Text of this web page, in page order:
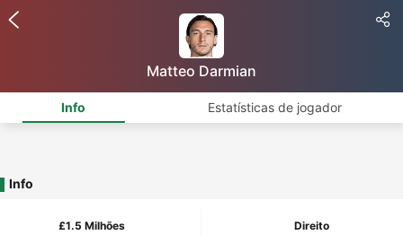
Matteo Darmian
Info Estatísticas de jogador
Info
£1.5 Milhões Direito